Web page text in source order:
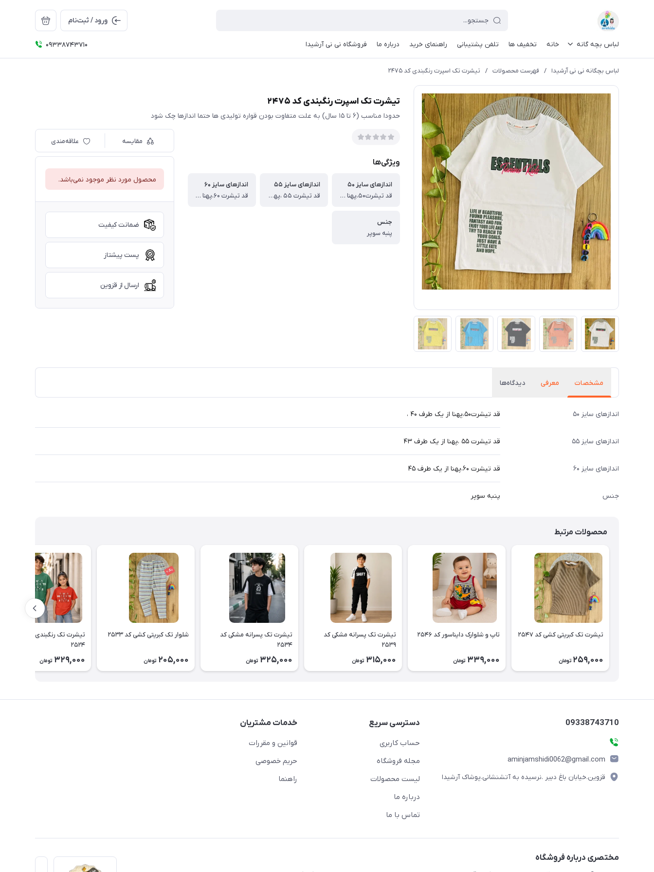
ورود / ثبت‌نام
لباس بچه گانه خانه تخفیف ها تلفن پشتیبانی راهنمای خرید درباره ما فروشگاه نی نی آرشیدا 09338743710
لباس بچگانه نی نی آرشیدا / فهرست محصولات / تیشرت تک اسپرت رنگبندی کد ۲۴۷۵
تیشرت تک اسپرت رنگبندی کد ۲۴۷۵
حدودا مناسب (۶ تا ۱۵ سال) به علت متفاوت بودن قواره تولیدی ها حتما اندازها چک شود
ویژگی‌ها
اندازهای سایز ۵۰
قد تیشرت۵۰،پهنا از یک طرف ۴۰ ،
اندازهای سایز ۵۵
قد تیشرت ۵۵ ،پهنا از یک طرف ۴۳
اندازهای سایز ۶۰
قد تیشرت ۶۰،پهنا از یک طرف ۴۵
جنس
پنبه سوپر
مقایسه علاقه‌مندی
محصول مورد نظر موجود نمی‌باشد.
ضمانت کیفیت
پست پیشتاز
ارسال از قزوین
مشخصات معرفی دیدگاه‌ها
اندازهای سایز ۵۰ قد تیشرت۵۰،پهنا از یک طرف ۴۰ ،
اندازهای سایز ۵۵ قد تیشرت ۵۵ ،پهنا از یک طرف ۴۳
اندازهای سایز ۶۰ قد تیشرت ۶۰،پهنا از یک طرف ۴۵
جنس پنبه سوپر
محصولات مرتبط
تیشرت تک کبریتی کشی کد ۲۵۴۷
259,000 تومان
تاپ و شلوارک دایناسور کد ۲۵۴۶
339,000 تومان
تیشرت تک پسرانه مشکی کد
۲۵۳۹
315,000 تومان
تیشرت تک پسرانه مشکی کد
۲۵۳۴
325,000 تومان
شلوار تک کبریتی کشی کد ۲۵۳۳
205,000 تومان
تیشرت تک رنگبندی اسپرت کد
۲۵۲۴
329,000 تومان
09338743710
aminjamshidi0062@gmail.com
قزوین.خیابان باغ دبیر .نرسیده به آتشنشانی.پوشاک آرشیدا
دسترسی سریع
حساب کاربری
مجله فروشگاه
لیست محصولات
درباره ما
تماس با ما
خدمات مشتریان
قوانین و مقررات
حریم خصوصی
راهنما
مختصری درباره فروشگاه